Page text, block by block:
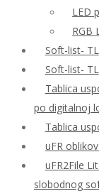
LED
RGB
Soft-list- TL
Soft-list- TL
Tablica
po digitalnoj
Tablica
uFR
uFR2File
slobodnog